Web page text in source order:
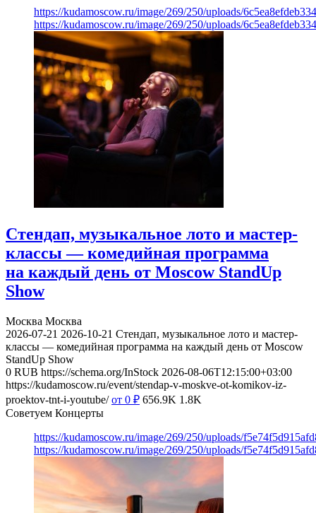
https://kudamoscow.ru/image/269/250/uploads/
https://kudamoscow.ru/image/269/250/uploads/
Стендап, музыкальное лото и мастер-
классы — комедийная программа
на каждый день от Moscow StandUp
Show
Москва Москва
2026-07-21 2026-10-21 Стендап, музыкальное лото и мастер-
классы — комедийная программа на каждый день от Moscow
StandUp Show
0 RUB https://schema.org/InStock 2026-08-06T12:15:00+03:00
https://kudamoscow.ru/event/stendap-v-moskve-ot-komikov-iz-
proektov-tnt-i-youtube/ от 0 ₽ 656.9K 1.8K
Советуем Концерты
https://kudamoscow.ru/image/269/250/uploads/
https://kudamoscow.ru/image/269/250/uploads/